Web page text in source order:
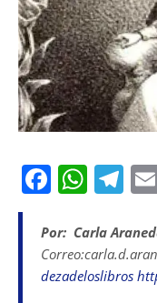
F
c
e
W
at
s
T
e
gr
Por: Carla
dezadeloslibros